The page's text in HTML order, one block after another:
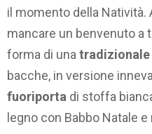
il momento della Natività.
mancare un benvenuto a
forma di una tradizionale
bacche, in versione
fuoriporta di stoffa
legno con Babbo Natale e